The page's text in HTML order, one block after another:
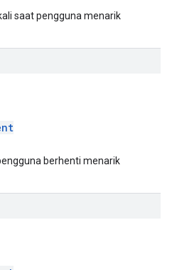
saat pengguna menarik
berhenti menarik